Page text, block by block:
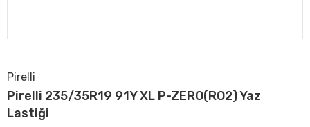
Pirelli
Pirelli 235/35R19 91Y XL P-ZERO(RO2) Yaz
Lastiği